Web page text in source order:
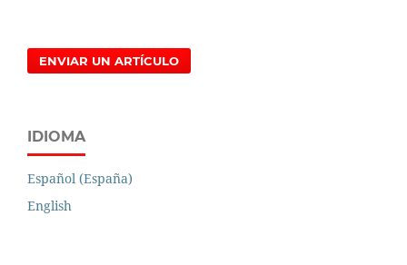
ENVIAR UN ARTÍCULO
IDIOMA
Español (España)
English